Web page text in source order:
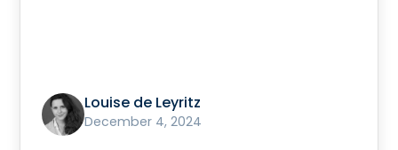
Louise de Leyritz
December 4, 2024